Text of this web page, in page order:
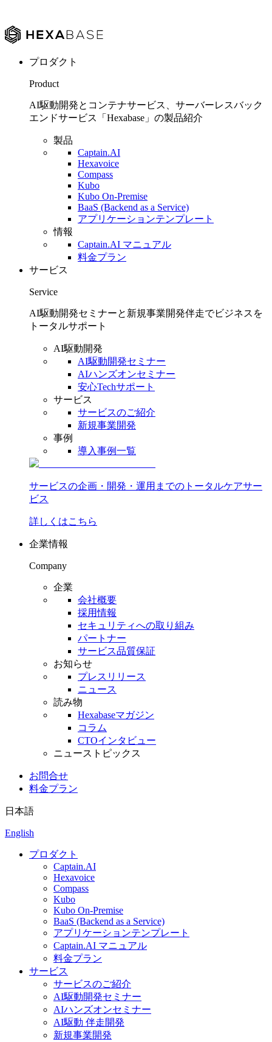
プロダクト
Product
AI駆動開発とコンテナサービス、サーバーレスバック
エンドサービス「Hexabase」の製品紹介
製品
Captain.AI
Hexavoice
Compass
Kubo
Kubo On-Premise
BaaS (Backend as a Service)
アプリケーションテンプレート
情報
Captain.AI マニュアル
料金プラン
サービス
Service
AI駆動開発セミナーと新規事業開発伴走でビジネスを
トータルサポート
AI駆動開発
AI駆動開発セミナー
AIハンズオンセミナー
安心Techサポート
サービス
サービスのご紹介
新規事業開発
事例
導入事例一覧
サービスの企画・開発・運用までのトータルケアサー
ビス
詳しくはこちら
企業情報
Company
企業
会社概要
採用情報
セキュリティへの取り組み
パートナー
サービス品質保証
お知らせ
プレスリリース
ニュース
読み物
Hexabaseマガジン
コラム
CTOインタビュー
ニューストピックス
お問合せ
料金プラン
日本語
English
プロダクト
Captain.AI
Hexavoice
Compass
Kubo
Kubo On-Premise
BaaS (Backend as a Service)
アプリケーションテンプレート
Captain.AI マニュアル
料金プラン
サービス
サービスのご紹介
AI駆動開発セミナー
AIハンズオンセミナー
AI駆動 伴走開発
新規事業開発